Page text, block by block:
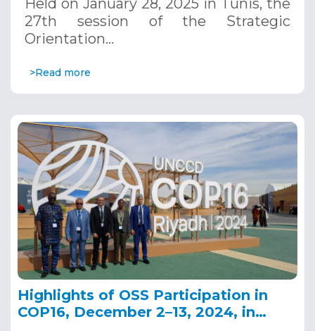
Held on January 28, 2025 in Tunis, the
27th session of the Strategic
Orientation…
>Read more
Highlights of OSS Participation in
COP16, December 2–13, 2024, in